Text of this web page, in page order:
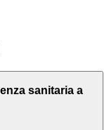
sanitaria a